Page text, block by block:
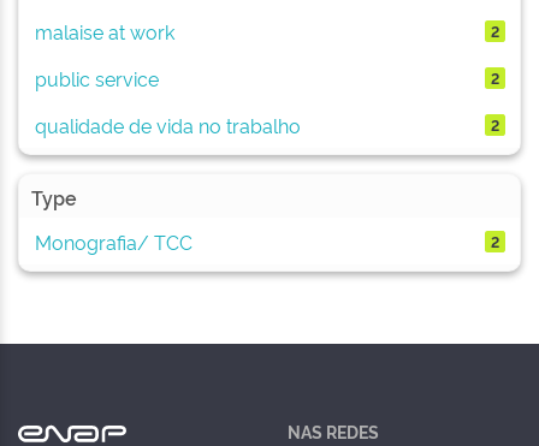
malaise at work 2
public service 2
qualidade de vida no trabalho 2
Type
Monografia/ TCC
2
NAS REDES